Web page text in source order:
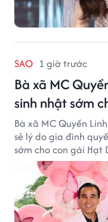
SAO 1 giờ trước
Bà xã MC
sinh nhật sớm
Bà xã MC Quyền
sẻ lý do gia đình
sớm cho con gái Hạt
người hâm mộ.